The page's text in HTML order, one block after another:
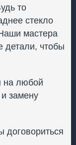
то
стекло
мастера
детали, чтобы
на любой
замену
договориться